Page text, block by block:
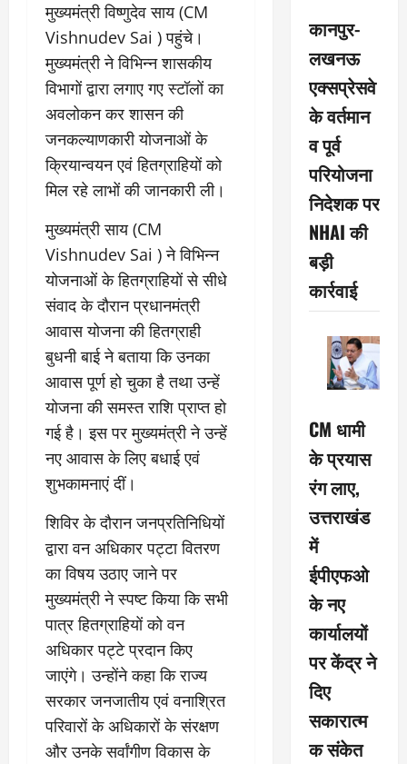
मुख्यमंत्री विष्णुदेव साय (CM
Vishnudev Sai ) पहुंचे।
मुख्यमंत्री ने विभिन्न शासकीय
विभागों द्वारा लगाए गए स्टॉलों का
अवलोकन कर शासन की
जनकल्याणकारी योजनाओं के
क्रियान्वयन एवं हितग्राहियों को
मिल रहे लाभों की जानकारी ली।
मुख्यमंत्री साय (CM
Vishnudev Sai ) ने विभिन्न
योजनाओं के हितग्राहियों से सीधे
संवाद के दाैरान प्रधानमंत्री
आवास योजना की हितग्राही
बुधनी बाई ने बताया कि उनका
आवास पूर्ण हो चुका है तथा उन्हें
योजना की समस्त राशि प्राप्त हो
गई है। इस पर मुख्यमंत्री ने उन्हें
नए आवास के लिए बधाई एवं
शुभकामनाएं दीं।
शिविर के दौरान जनप्रतिनिधियों
द्वारा वन अधिकार पट्टा वितरण
का विषय उठाए जाने पर
मुख्यमंत्री ने स्पष्ट किया कि सभी
पात्र हितग्राहियों को वन
अधिकार पट्टे प्रदान किए
जाएंगे। उन्होंने कहा कि राज्य
सरकार जनजातीय एवं वनाश्रित
परिवारों के अधिकारों के संरक्षण
और उनके सर्वांगीण विकास के
कानपुर-
लखनऊ
एक्सप्रेसवे
के वर्तमान
व पूर्व
परियोजना
निदेशक पर
NHAI की
बड़ी
कार्रवाई
CM धामी
के प्रयास
रंग लाए,
उत्तराखंड
में
ईपीएफओ
के नए
कार्यालयों
पर केंद्र ने
दिए
सकारात्म
क संकेत